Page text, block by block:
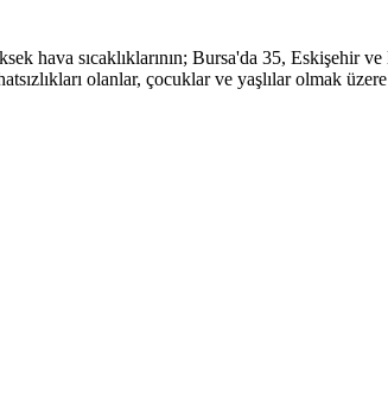
hava sıcaklıklarının; Bursa'da 35, Eskişehir
olanlar, çocuklar ve yaşlılar olmak üzere